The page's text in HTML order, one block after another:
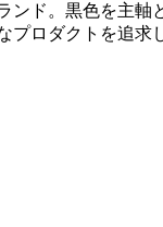
ンド。黒色を主
ロダクトを追求